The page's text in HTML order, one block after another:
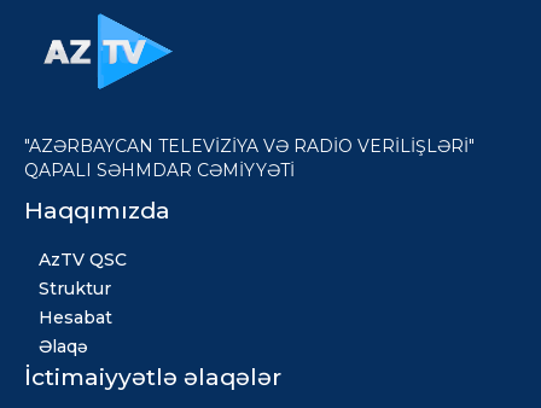
"AZƏRBAYCAN TELEVİZİYA VƏ RADİO VERİLİŞLƏRİ"
QAPALI SƏHMDAR CƏMİYYƏTİ
Haqqımızda
AzTV QSC
Struktur
Hesabat
Əlaqə
İctimaiyyətlə əlaqələr